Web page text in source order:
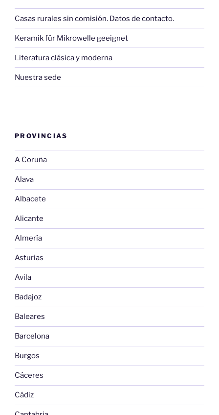
Casas rurales sin comisión. Datos de contacto.
Keramik für Mikrowelle geeignet
Literatura clásica y moderna
Nuestra sede
PROVINCIAS
A Coruña
Alava
Albacete
Alicante
Almería
Asturias
Avila
Badajoz
Baleares
Barcelona
Burgos
Cáceres
Cádiz